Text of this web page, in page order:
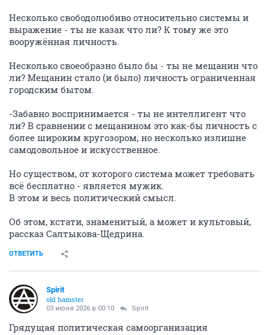
Несколько свободолюбиво относительно системы и
выражение - ты не казак что ли? К тому же это
вооружённая личность.
Несколько своеобразно было бы - ты не мещанин что
ли? Мещанин стало (и было) личность ограниченная
городским бытом.
-Забавно воспринимается - ты не интеллигент что
ли? В сравнении с мещанином это как-бы личность с
более широким кругозором, но несколько излишне
самодовольное и искусственное.
Но существом, от которого система может требовать
всё бесплатно - является мужик.
В этом и весь политический смысл.
Об этом, кстати, знаменитый, а может и культовый,
рассказ Салтыкова-Щедрина.
ОТВЕТИТЬ
Spirit
old hamster
03 июня 2026 в 00:10 Spirit
Грядущая политическая самоорганизация